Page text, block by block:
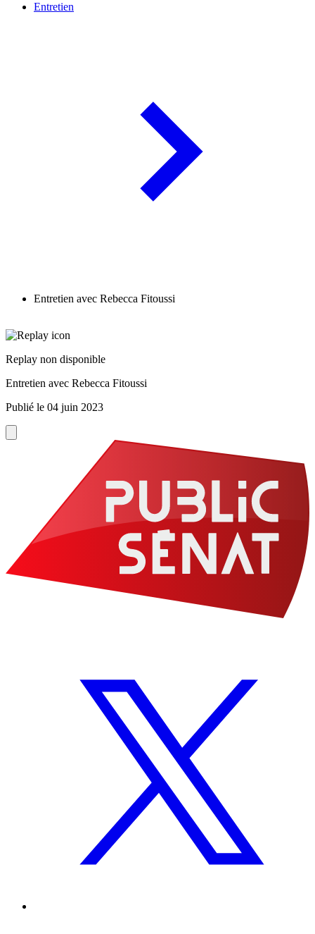
Entretien
Entretien avec Rebecca Fitoussi
Replay non disponible
Entretien avec Rebecca Fitoussi
Publié le 04 juin 2023